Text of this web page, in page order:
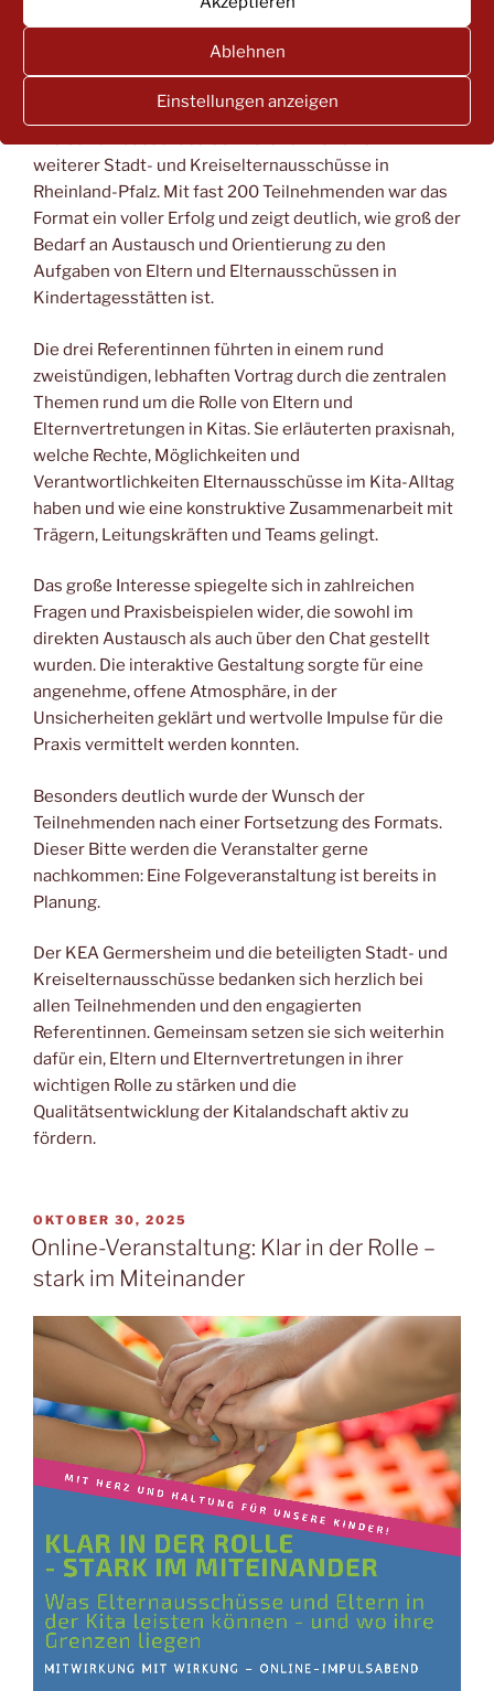
Ablehnen
Einstellungen anzeigen
Am 1. Dezember 2025 fand um 20 Uhr die landesweite
Miteinander“ statt – ein gemeinsames Angebot des
weiterer Stadt- und Kreiselternausschüsse in
Rheinland-Pfalz. Mit fast 200 Teilnehmenden war das
Format ein voller Erfolg und zeigt deutlich, wie groß der
Bedarf an Austausch und Orientierung zu den
Aufgaben von Eltern und Elternausschüssen in
Kindertagesstätten ist.
Die drei Referentinnen führten in einem rund
zweistündigen, lebhaften Vortrag durch die zentralen
Themen rund um die Rolle von Eltern und
Elternvertretungen in Kitas. Sie erläuterten praxisnah,
welche Rechte, Möglichkeiten und
Verantwortlichkeiten Elternausschüsse im Kita-Alltag
haben und wie eine konstruktive Zusammenarbeit mit
Trägern, Leitungskräften und Teams gelingt.
Das große Interesse spiegelte sich in zahlreichen
Fragen und Praxisbeispielen wider, die sowohl im
direkten Austausch als auch über den Chat gestellt
wurden. Die interaktive Gestaltung sorgte für eine
angenehme, offene Atmosphäre, in der
Unsicherheiten geklärt und wertvolle Impulse für die
Praxis vermittelt werden konnten.
Besonders deutlich wurde der Wunsch der
Teilnehmenden nach einer Fortsetzung des Formats.
Dieser Bitte werden die Veranstalter gerne
nachkommen: Eine Folgeveranstaltung ist bereits in
Planung.
Der KEA Germersheim und die beteiligten Stadt- und
Kreiselternausschüsse bedanken sich herzlich bei
allen Teilnehmenden und den engagierten
Referentinnen. Gemeinsam setzen sie sich weiterhin
dafür ein, Eltern und Elternvertretungen in ihrer
wichtigen Rolle zu stärken und die
Qualitätsentwicklung der Kitalandschaft aktiv zu
fördern.
VERÖFFENTLICHT
AM
OKTOBER 30, 2025
Online-Veranstaltung: Klar in der Rolle –
stark im Miteinander